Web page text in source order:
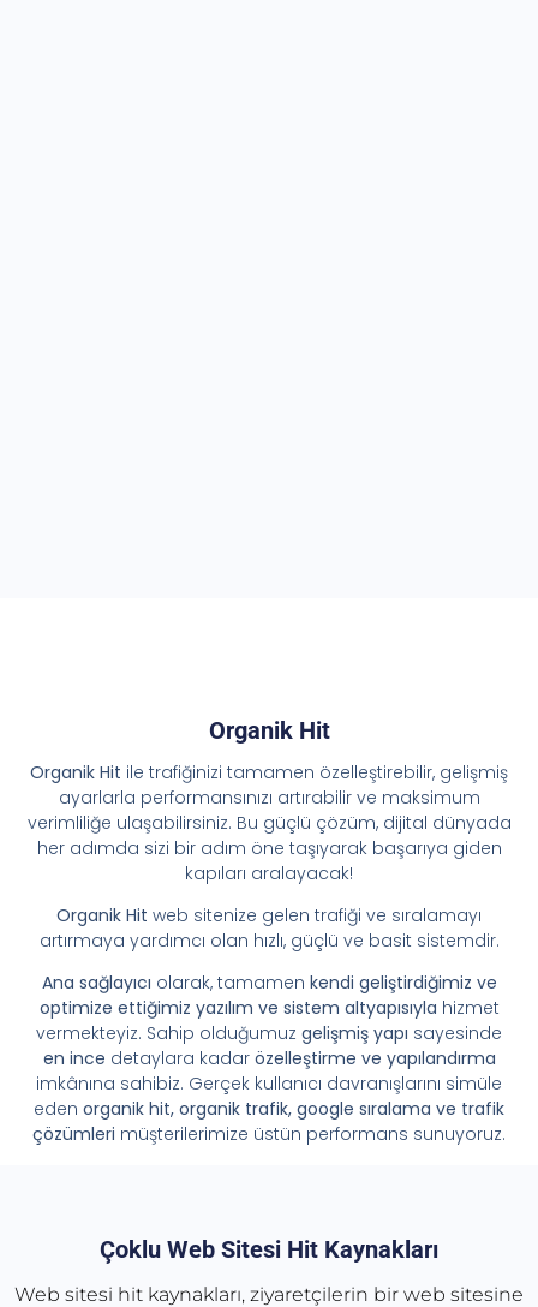
Organik Hit
Organik Hit ile trafiğinizi tamamen özelleştirebilir, gelişmiş
ayarlarla performansınızı artırabilir ve maksimum
verimliliğe ulaşabilirsiniz. Bu güçlü çözüm, dijital dünyada
her adımda sizi bir adım öne taşıyarak başarıya giden
kapıları aralayacak!
Organik Hit web sitenize gelen trafiği ve sıralamayı
artırmaya yardımcı olan hızlı, güçlü ve basit sistemdir.
Ana sağlayıcı olarak, tamamen kendi geliştirdiğimiz ve
optimize ettiğimiz yazılım ve sistem altyapısıyla hizmet
vermekteyiz. Sahip olduğumuz gelişmiş yapı sayesinde
en ince detaylara kadar özelleştirme ve yapılandırma
imkânına sahibiz. Gerçek kullanıcı davranışlarını simüle
eden organik hit, organik trafik, google sıralama ve trafik
çözümleri müşterilerimize üstün performans sunuyoruz.
Çoklu Web Sitesi Hit Kaynakları
Web sitesi hit kaynakları, ziyaretçilerin bir web sitesine